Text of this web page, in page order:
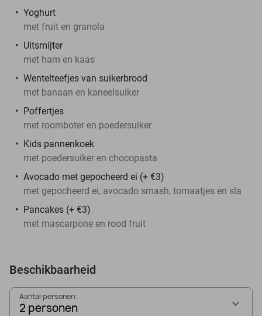
Yoghurt
met fruit en granola
Uitsmijter
met ham en kaas
Wentelteefjes van suikerbrood
met banaan en kaneelsuiker
Poffertjes
met roomboter en poedersuiker
Kids pannenkoek
met poedersuiker en chocopasta
Avocado met gepocheerd ei (+ €3)
met gepocheerd ei, avocado smash, tomaatjes en sla
Pancakes (+ €3)
met mascarpone en rood fruit
Beschikbaarheid
Aantal personen:
2 personen